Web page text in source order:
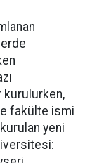
fakülte ismi
yeni